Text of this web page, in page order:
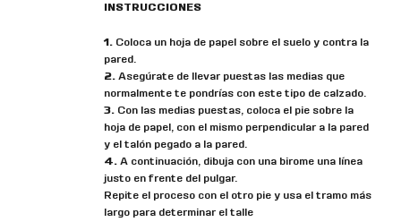
INSTRUCCIONES
1. Coloca un hoja de papel sobre el suelo y contra la
pared.
2. Asegúrate de llevar puestas las medias que
normalmente te pondrías con este tipo de calzado.
3. Con las medias puestas, coloca el pie sobre la
hoja de papel, con el mismo perpendicular a la pared
y el talón pegado a la pared.
4. A continuación, dibuja con una birome una línea
justo en frente del pulgar.
Repite el proceso con el otro pie y usa el tramo más
largo para determinar el talle